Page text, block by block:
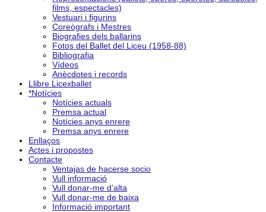
films, espectacles)
Vestuari i figurins
Coreògrafs i Mestres
Biografies dels ballarins
Fotos del Ballet del Liceu (1958-88)
Bibliografia
Vídeos
Anècdotes i records
Llibre Licexballet
*Notícies
Notícies actuals
Premsa actual
Notícies anys enrere
Premsa anys enrere
Enllaços
Actes i propostes
Contacte
Ventajas de hacerse socio
Vull informació
Vull donar-me d’alta
Vull donar-me de baixa
Informació important